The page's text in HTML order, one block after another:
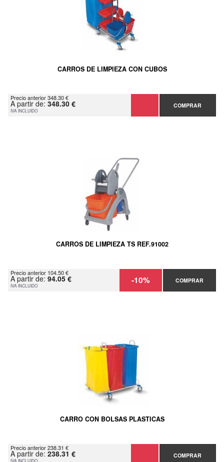
CARROS DE LIMPIEZA CON CUBOS
Precio anterior 348.30 €
A partir de: 348.30 €
IVA INCLUIDO
COMPRAR
CARROS DE LIMPIEZA TS REF.91002
Precio anterior 104.50 €
A partir de: 94.05 €
IVA INCLUIDO -10% COMPRAR
CARRO CON BOLSAS PLASTICAS
Precio anterior 238.31 €
A partir de: 238.31 €
IVA INCLUIDO
COMPRAR